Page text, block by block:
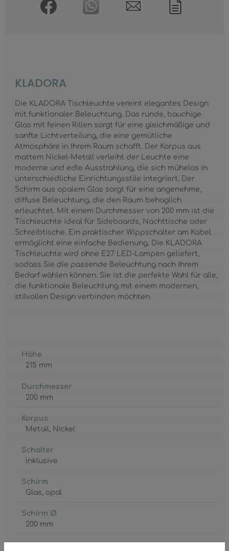
KLADORA
Die KLADORA Tischleuchte vereint elegantes Design
mit funktionaler Beleuchtung. Das runde, bauchige
Glas mit feinen Rillen sorgt für eine gleichmäßige und
sanfte Lichtverteilung, die eine gemütliche
Atmosphäre in Ihrem Raum schafft. Der Korpus aus
mattem Nickel-Metall verleiht der Leuchte eine
moderne und edle Ausstrahlung, die sich mühelos in
unterschiedliche Einrichtungsstile integriert. Der
Schirm aus opalem Glas sorgt für eine angenehme,
diffuse Beleuchtung, die den Raum behaglich
erleuchtet. Mit einem Durchmesser von 200 mm ist die
Tischleuchte ideal für Sideboards, Nachttische oder
Schreibtische. Ein praktischer Wippschalter am Kabel
ermöglicht eine einfache Bedienung. Die KLADORA
Tischleuchte wird ohne E27 LED-Lampen geliefert,
sodass Sie die passende Beleuchtung nach Ihrem
Bedarf wählen können. Sie ist die perfekte Wahl für alle,
die funktionale Beleuchtung mit einem modernen,
stilvollen Design verbinden möchten.
Höhe
215 mm
Durchmesser
200 mm
Korpus
Metall , Nickel
Schalter
inklusive
Schirm
Glas, opal
Schirm Ø
200 mm